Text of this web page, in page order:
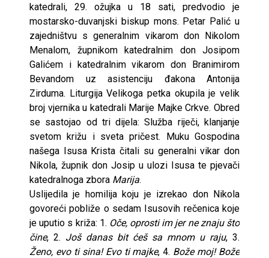
katedrali, 29. ožujka u 18 sati, predvodio je
mostarsko-duvanjski biskup mons. Petar Palić u
zajedništvu s generalnim vikarom don Nikolom
Menalom, župnikom katedralnim don Josipom
Galićem i katedralnim vikarom don Branimirom
Bevandom uz asistenciju đakona Antonija
Zirduma. Liturgija Velikoga petka okupila je velik
broj vjernika u katedrali Marije Majke Crkve. Obred
se sastojao od tri dijela: Služba riječi, klanjanje
svetom križu i sveta pričest. Muku Gospodina
našega Isusa Krista čitali su generalni vikar don
Nikola, župnik don Josip u ulozi Isusa te pjevači
katedralnoga zbora Marija.
Uslijedila je homilija koju je izrekao don Nikola
govoreći pobliže o sedam Isusovih rečenica koje
je uputio s križa: 1. Oče, oprosti im jer ne znaju što
čine, 2. Još danas bit ćeš sa mnom u raju, 3.
Ženo, evo ti sina! Evo ti majke, 4. Bože moj! Bože